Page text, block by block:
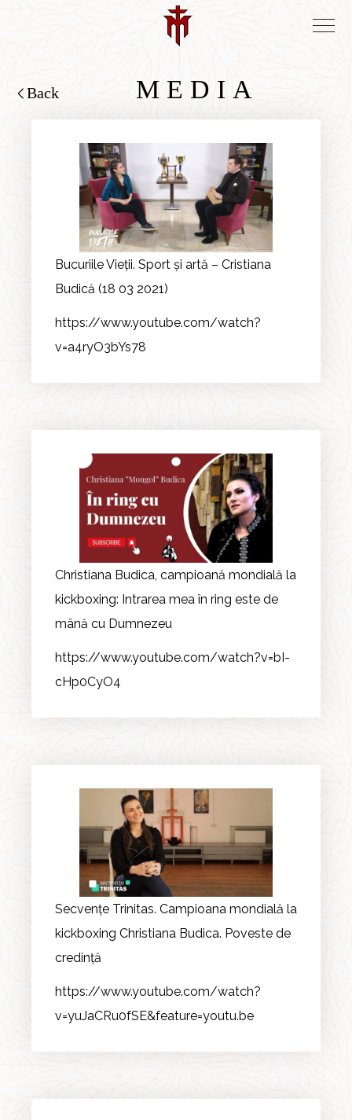
Back MEDIA
Bucuriile Vieții. Sport și artă – Cristiana
Budică (18 03 2021)
https://www.youtube.com/watch?
v=a4ryO3bYs78
Christiana Budica, campioană mondială la
kickboxing: Intrarea mea în ring este de
mână cu Dumnezeu
https://www.youtube.com/watch?v=bI-
cHp0CyO4
Secvențe Trinitas. Campioana mondială la
kickboxing Christiana Budica. Poveste de
credință
https://www.youtube.com/watch?
v=yuJaCRu0fSE&feature=youtu.be